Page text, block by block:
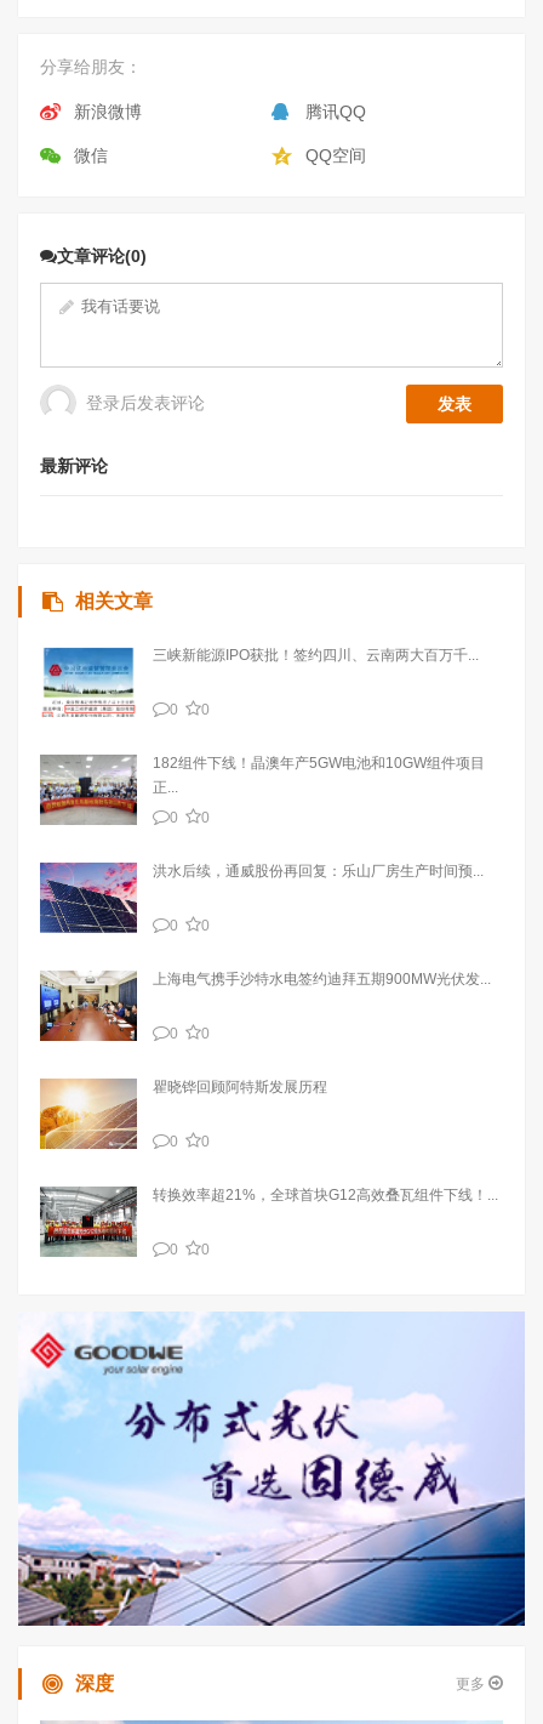
分享给朋友：
新浪微博 腾讯QQ
微信 QQ空间
文章评论(0)
登录后发表评论
最新评论
相关文章
三峡新能源IPO获批！签约四川、云南两大百万千...
0 0
182组件下线！晶澳年产5GW电池和10GW组件项目
正...
0
0
洪水后续，通威股份再回复：乐山厂房生产时间预...
0 0
上海电气携手沙特水电签约迪拜五期900MW光伏发...
0 0
瞿晓铧回顾阿特斯发展历程
0 0
转换效率超21%，全球首块G12高效叠瓦组件下线！...
0 0
深度 更多